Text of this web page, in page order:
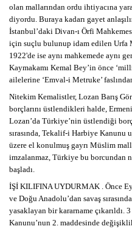
olan mallarından ordu ihtiyacına
diyordu. Buraya kadarı gayet
İstanbul’daki Divan-ı Örfi
için suçlu bulunup idam edilen Urfa
1922'de ise aynı mahkemede aynı
Kaymakamı Kemal Bey’in önce
ailelerine ‘Emval-i Metruke’
Nitekim Kemalistler, Lozan Barış
borçlarını üstlendikleri halde,
Lozan’da Türkiye’nin üstlendiği
sırasında, Tekalif-i Harbiye Kanunu
üzere el konulmuş gayrı Müslim
imzalanmaz, Türkiye bu borcundan
başladı.
İŞİ KILIFINA UYDURMAK . Önce
ve Doğu Anadolu’dan savaş
yasaklayan bir kararname çıkarıldı.
Kanunu’nun 2. maddesinde